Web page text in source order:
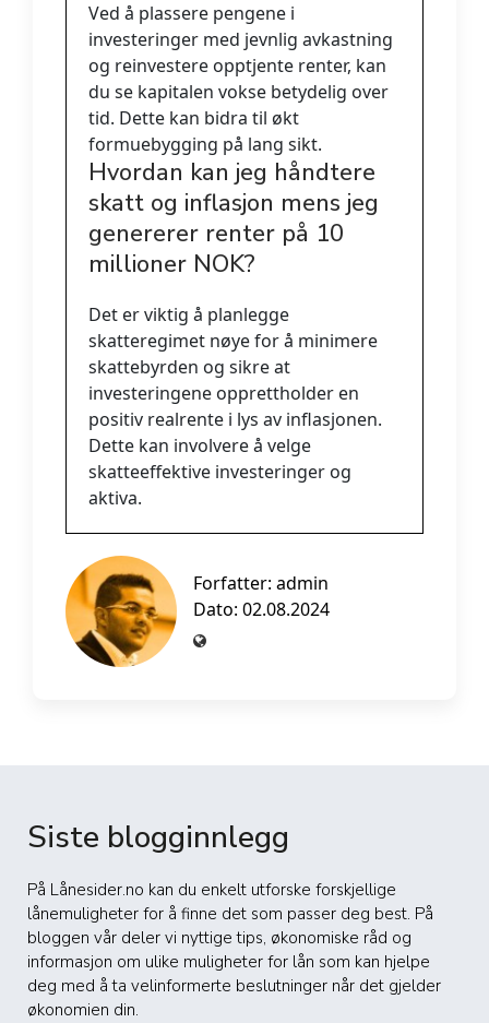
Ved å plassere pengene i
investeringer med jevnlig avkastning
og reinvestere opptjente renter, kan
du se kapitalen vokse betydelig over
tid. Dette kan bidra til økt
formuebygging på lang sikt.
Hvordan kan jeg håndtere
skatt og inflasjon mens jeg
genererer renter på 10
millioner NOK?
Det er viktig å planlegge
skatteregimet nøye for å minimere
skattebyrden og sikre at
investeringene opprettholder en
positiv realrente i lys av inflasjonen.
Dette kan involvere å velge
skatteeffektive investeringer og
aktiva.
Forfatter: admin
Dato: 02.08.2024
Siste blogginnlegg
På Lånesider.no kan du enkelt utforske forskjellige
lånemuligheter for å finne det som passer deg best. På
bloggen vår deler vi nyttige tips, økonomiske råd og
informasjon om ulike muligheter for lån som kan hjelpe
deg med å ta velinformerte beslutninger når det gjelder
økonomien din.